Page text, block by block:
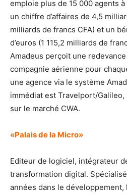
emploie plus de 15 000 agents
un chiffre d’affaires de 4,5
milliards de francs CFA) et un
d’euros (1 115,2 milliards de
Amadeus perçoit une
compagnie aérienne pour
une agence via le système
immédiat est Travelport/
sur le marché CWA.
«Palais de la Micro»
Editeur de logiciel, intégrateur
transformation digital.
années dans le